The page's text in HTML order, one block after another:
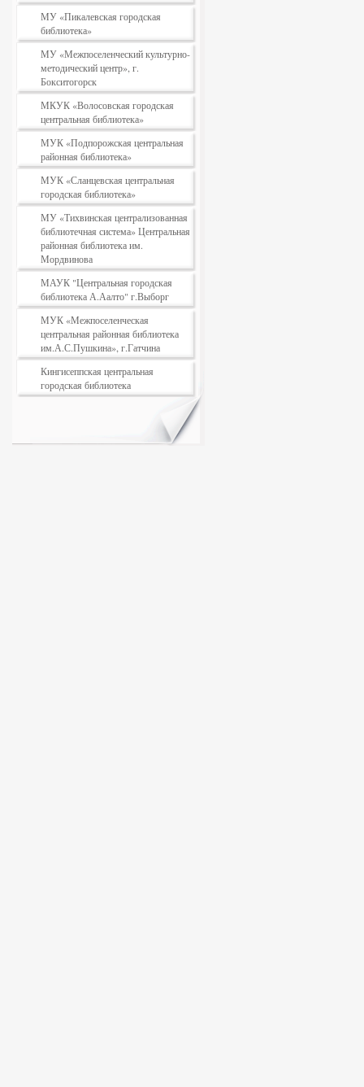
МУ «Пикалевская городская
библиотека»
МУ «Межпоселенческий культурно-
методический центр», г.
Бокситогорск
МКУК «Волосовская городская
центральная библиотека»
МУК «Подпорожская центральная
районная библиотека»
МУК «Сланцевская центральная
городская библиотека»
МУ «Тихвинская централизованная
библиотечная система» Центральная
районная библиотека им.
Мордвинова
МАУК "Центральная городская
библиотека А.Аалто" г.Выборг
МУК «Межпоселенческая
центральная районная библиотека
им.А.С.Пушкина», г.Гатчина
Кингисеппская центральная
городская библиотека